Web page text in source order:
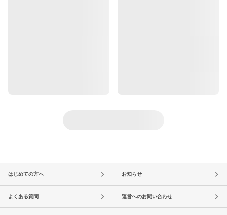
はじめての方へ お知らせ
よくある質問 運営へのお問い合わせ